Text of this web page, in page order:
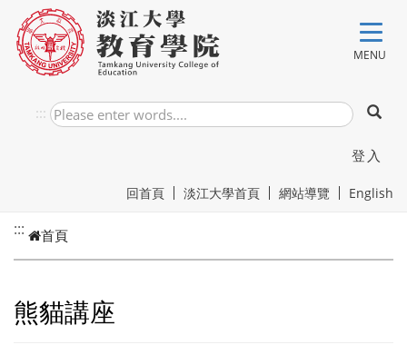
跳到主要內容
:::
登入
回首頁 淡江大學首頁 網站導覽 English
MENU
::: 首頁
熊貓講座